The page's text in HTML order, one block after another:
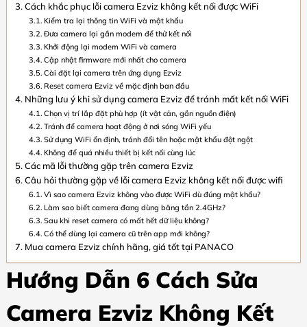
Cách khắc phục lỗi camera Ezviz không kết nối được WiFi
Kiểm tra lại thông tin WiFi và mật khẩu
Đưa camera lại gần modem để thử kết nối
Khởi động lại modem WiFi và camera
Cập nhật firmware mới nhất cho camera
Cài đặt lại camera trên ứng dụng Ezviz
Reset camera Ezviz về mặc định ban đầu
Những lưu ý khi sử dụng camera Ezviz để tránh mất kết nối WiFi
Chọn vị trí lắp đặt phù hợp (ít vật cản, gần nguồn điện)
Tránh để camera hoạt động ở nơi sóng WiFi yếu
Sử dụng WiFi ổn định, tránh đổi tên hoặc mật khẩu đột ngột
Không để quá nhiều thiết bị kết nối cùng lúc
Các mã lỗi thường gặp trên camera Ezviz
Câu hỏi thường gặp về lỗi camera Ezviz không kết nối được wifi
Vì sao camera Ezviz không vào được WiFi dù đúng mật khẩu?
Làm sao biết camera đang dùng băng tần 2.4GHz?
Sau khi reset camera có mất hết dữ liệu không?
Có thể dùng lại camera cũ trên app mới không?
Mua camera Ezviz chính hãng, giá tốt tại PANACO
Hướng Dẫn 6 Cách Sửa
Camera Ezviz Không Kết